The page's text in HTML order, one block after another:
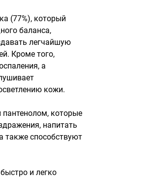
(77%), который
баланса,
легчайшую
Кроме того,
а
кожи.
которые
напитать
также способствуют
и легко